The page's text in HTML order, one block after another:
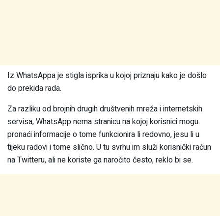
Iz WhatsAppa je stigla isprika u kojoj priznaju kako je došlo
do prekida rada.
Za razliku od brojnih drugih društvenih mreža i internetskih
servisa, WhatsApp nema stranicu na kojoj korisnici mogu
pronaći informacije o tome funkcionira li redovno, jesu li u
tijeku radovi i tome slično. U tu svrhu im služi korisnički račun
na Twitteru, ali ne koriste ga naročito često, reklo bi se.